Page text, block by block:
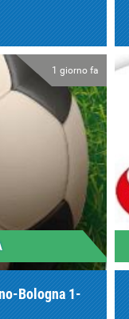
1 giorno fa
Bologna 1-